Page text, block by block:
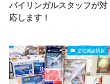
バイリンガルスタッフが対
応します！
空港施設情報